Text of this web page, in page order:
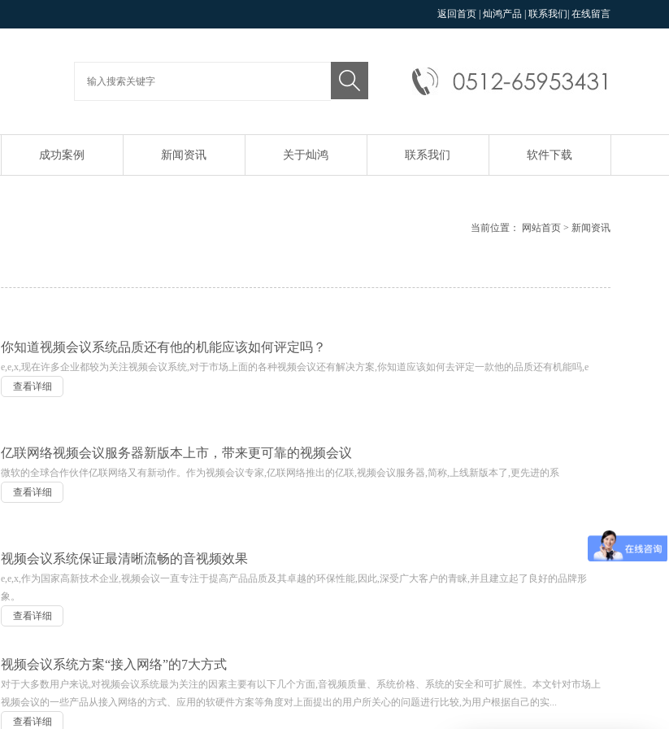
返回首页 灿鸿产品 联系我们 在线留言
成功案例 新闻资讯 关于灿鸿 联系我们 软件下载
当前位置： 网站首页 > 新闻资讯
你知道视频会议系统品质还有他的机能应该如何评定吗？
e,e,x,现在许多企业都较为关注视频会议系统,对于市场上面的各种视频会议还有解决方案,你知道应该如何去评定一款他的品质还有机能吗,e
查看详细
亿联网络视频会议服务器新版本上市，带来更可靠的视频会议
微软的全球合作伙伴亿联网络又有新动作。作为视频会议专家,亿联网络推出的亿联,视频会议服务器,简称,上线新版本了,更先进的系
查看详细
视频会议系统保证最清晰流畅的音视频效果
e,e,x,作为国家高新技术企业,视频会议一直专注于提高产品品质及其卓越的环保性能,因此,深受广大客户的青睐,并且建立起了良好的品牌形
象。
查看详细
视频会议系统方案“接入网络”的7大方式
对于大多数用户来说,对视频会议系统最为关注的因素主要有以下几个方面,音视频质量、系统价格、系统的安全和可扩展性。本文针对市场上
视频会议的一些产品从接入网络的方式、应用的软硬件方案等角度对上面提出的用户所关心的问题进行比较,为用户根据自己的实...
查看详细